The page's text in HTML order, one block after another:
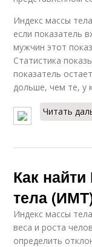
Индекс массы
если показатель
мужчин этот
Статистика
показатель
дольше, чем те, у
Читать
Как
тела
Индекс массы
веса и роста
определить